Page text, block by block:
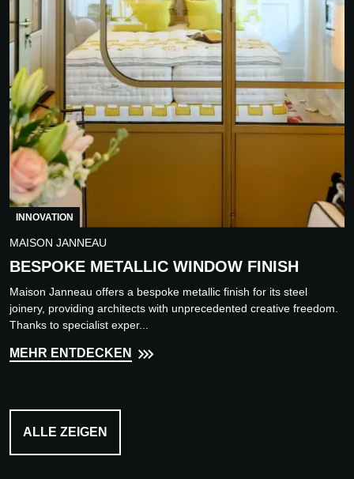
INNOVATION
MAISON JANNEAU
BESPOKE METALLIC WINDOW FINISH
Maison Janneau offers a bespoke metallic finish for its steel
joinery, providing architects with unprecedented creative freedom.
Thanks to specialist exper...
MEHR ENTDECKEN
ALLE ZEIGEN